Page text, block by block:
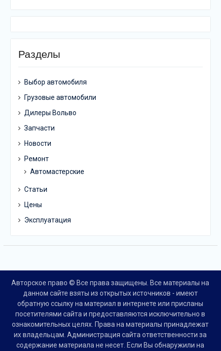
Разделы
Выбор автомобиля
Грузовые автомобили
Дилеры Вольво
Запчасти
Новости
Ремонт
Автомастерские
Статьи
Цены
Эксплуатация
Авторское право © Все права защищены. Все материалы на
данном сайте взяты из открытых источников - имеют
обратную ссылку на материал в интернете или присланы
посетителями сайта и предоставляются исключительно в
ознакомительных целях. Права на материалы принадлежат
их владельцам. Администрация сайта ответственности за
содержание материала не несет. Если Вы обнаружили на